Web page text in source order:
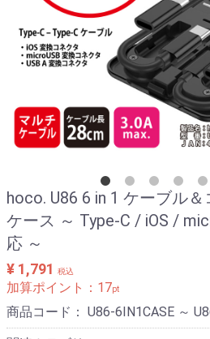
hoco. U86 6 in 1 ケーブル
ケース ～ Type-C / iOS /
応 ～
¥ 1,791 税込
加算ポイント： 17pt
商品コード： U86-6IN1CASE ～